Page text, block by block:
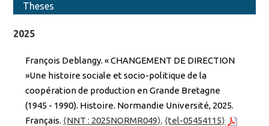
Theses
2025
François Deblangy. « CΗAΝGEΜEΝΤ DE DIRECTION
»Une histoire sociale et sοciο-politique de la
coopération de production en Grande Bretagne
(1945 - 1990). Histoire. Normandie Université, 2025.
Français. ⟨NNT : 2025NORMR049⟩. ⟨tel-05454115⟩